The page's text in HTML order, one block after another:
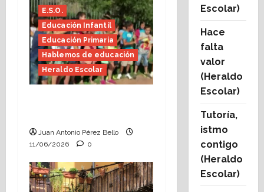
E.S.O.
Educación Infantil
Educación Primaria
Hablemos de educación
Heraldo Escolar
Juan Antonio Pérez Bello
11/06/2026
0
Escolar)
Hace
falta
valor
(Heraldo
Escolar)
Tutoría,
istmo
contigo
(Heraldo
Escolar)